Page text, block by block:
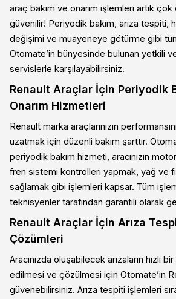
araç bakım ve onarım işlemleri artık
güvenilir! Periyodik bakım, arıza tespiti,
değişimi ve muayeneye götürme gibi tüm
Otomate’in bünyesinde bulunan yetkili
servislerle karşılayabilirsiniz.
Renault Araçlar İçin Periyodik
Onarım Hizmetleri
Renault marka araçlarınızın
uzatmak için düzenli bakım şarttır.
periyodik bakım hizmeti, aracınızın
fren sistemi kontrolleri yapmak, yağ ve
sağlamak gibi işlemleri kapsar. Tüm
teknisyenler tarafından garantili olarak
Renault Araçlar İçin Arıza
Çözümleri
Aracınızda oluşabilecek arızaların hızlı
edilmesi ve çözülmesi için Otomate’in
güvenebilirsiniz. Arıza tespiti işlemleri